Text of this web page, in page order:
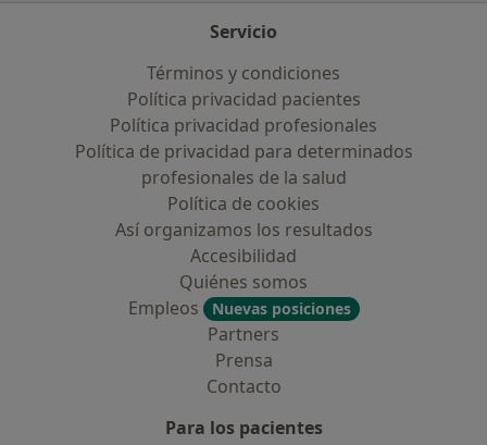
Servicio
Términos y condiciones
Política privacidad pacientes
Política privacidad profesionales
Política de privacidad para determinados
profesionales de la salud
Política de cookies
Así organizamos los resultados
Accesibilidad
Quiénes somos
Empleos
Nuevas posiciones
Partners
Prensa
Contacto
Para los pacientes